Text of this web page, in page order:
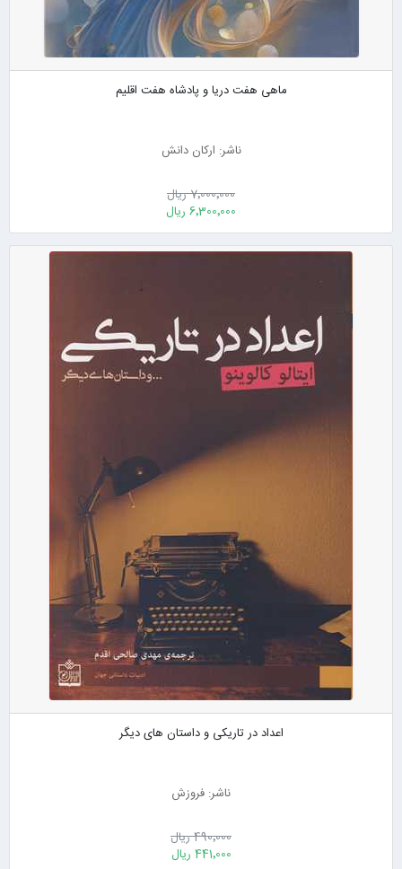
ماهی هفت دریا و پادشاه هفت اقلیم
ناشر: ارکان دانش
7٬000٬000 ریال
6٬300٬000 ریال
اعداد در تاریکی و داستان های دیگر
ناشر: فروزش
490٬000 ریال
441٬000 ریال